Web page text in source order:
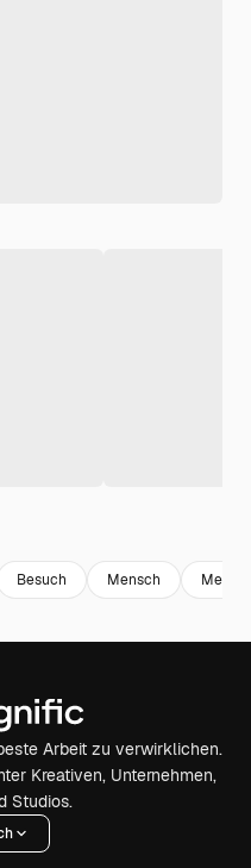
Besuch Mensch
Arbeit zu verwirklichen.
Kreativen, Unternehmen,
Studios.